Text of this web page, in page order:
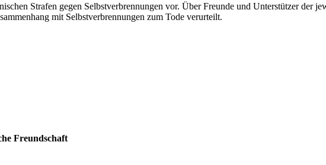
Strafen gegen Selbstverbrennungen vor. Über Freunde und Unterstützer der
mit Selbstverbrennungen zum Tode verurteilt.
Freundschaft